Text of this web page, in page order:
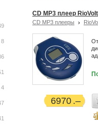
CD MP3 плеер
CD MP3 плееры
6970
8
4